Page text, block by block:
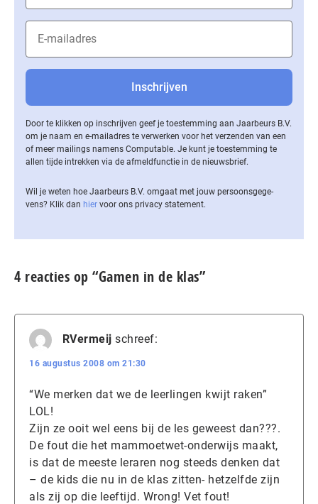
Door te klikken op inschrijven geef je toestemming aan Jaarbeurs B.V.
om je naam en e-mailadres te verwerken voor het verzenden van een
of meer mailings namens Computable. Je kunt je toestemming te
allen tijde intrekken via de af­meld­func­tie in de nieuwsbrief.
Wil je weten hoe Jaarbeurs B.V. omgaat met jouw per­soons­ge­ge­
vens? Klik dan hier voor ons privacy statement.
4 reacties op “Gamen in de klas”
RVermeij schreef:
16 augustus 2008 om 21:30
“We merken dat we de leerlingen kwijt raken”
LOL!
Zijn ze ooit wel eens bij de les geweest dan???.
De fout die het mammoetwet-onderwijs maakt,
is dat de meeste leraren nog steeds denken dat
– de kids die nu in de klas zitten- hetzelfde zijn
als zij op die leeftijd. Wrong! Vet fout!